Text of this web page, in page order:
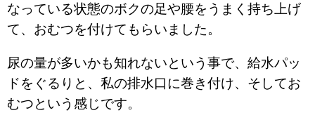
なっている状態のボクの足や腰をうまく持ち上げ
て、おむつを付けてもらいました。
尿の量が多いかも知れないという事で、給水パッ
ドをぐるりと、私の排水口に巻き付け、そしてお
むつという感じです。